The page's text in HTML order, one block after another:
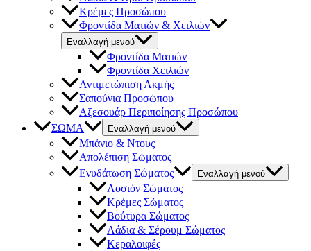
Κρέμες Προσώπου
Φροντίδα Ματιών & Χειλιών
Εναλλαγή μενού
Φροντίδα Ματιών
Φροντίδα Χειλιών
Αντιμετώπιση Ακμής
Σαπούνια Προσώπου
Αξεσουάρ Περιποίησης Προσώπου
ΣΩΜΑ
Εναλλαγή μενού
Μπάνιο & Ντους
Απολέπιση Σώματος
Ενυδάτωση Σώματος
Εναλλαγή μενού
Λοσιόν Σώματος
Κρέμες Σώματος
Βούτυρα Σώματος
Λάδια & Σέρουμ Σώματος
Κεραλοιφές